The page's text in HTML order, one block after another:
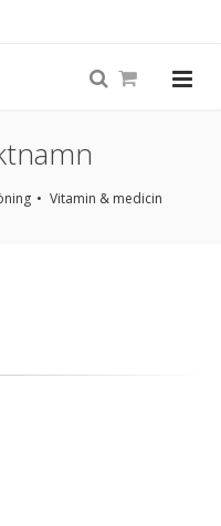
Vitamin & medicin